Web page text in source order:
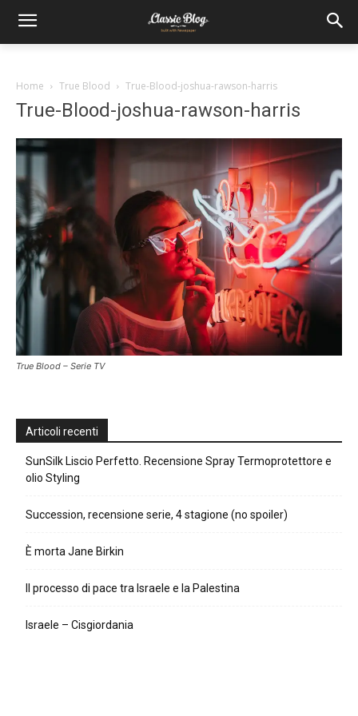
Home True Blood True-Blood-joshua-rawson-harris
True-Blood-joshua-rawson-harris
True Blood – Serie TV
Articoli recenti
SunSilk Liscio Perfetto. Recensione Spray Termoprotettore e
olio Styling
Succession, recensione serie, 4 stagione (no spoiler)
È morta Jane Birkin
Il processo di pace tra Israele e la Palestina
Israele – Cisgiordania